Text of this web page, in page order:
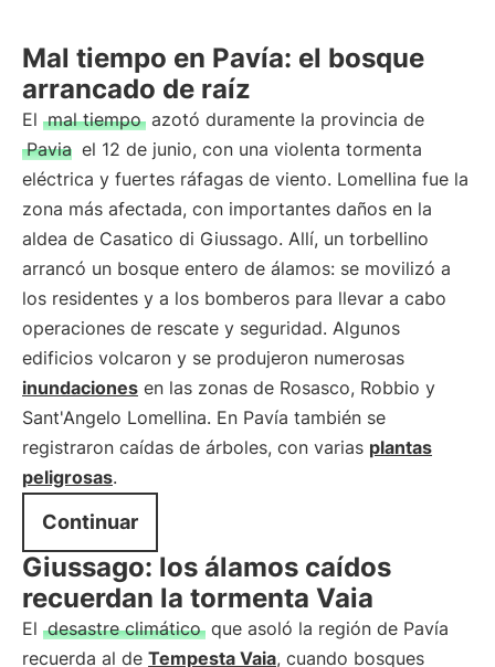
Mal tiempo en Pavía: el bosque
arrancado de raíz
El mal tiempo azotó duramente la provincia de
Pavia el 12 de junio, con una violenta tormenta
eléctrica y fuertes ráfagas de viento. Lomellina fue la
zona más afectada, con importantes daños en la
aldea de Casatico di Giussago. Allí, un torbellino
arrancó un bosque entero de álamos: se movilizó a
los residentes y a los bomberos para llevar a cabo
operaciones de rescate y seguridad. Algunos
edificios volcaron y se produjeron numerosas
inundaciones en las zonas de Rosasco, Robbio y
Sant'Angelo Lomellina. En Pavía también se
registraron caídas de árboles, con varias plantas
peligrosas.
Continuar
Giussago: los álamos caídos
recuerdan la tormenta Vaia
El desastre climático que asoló la región de Pavía
recuerda al de Tempesta Vaia, cuando bosques